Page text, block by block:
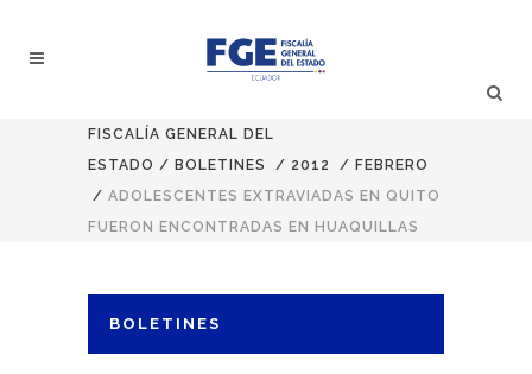
FISCALÍA GENERAL DEL
ESTADO / BOLETINES / 2012 / FEBRERO
/ ADOLESCENTES EXTRAVIADAS EN QUITO
FUERON ENCONTRADAS EN HUAQUILLAS
BOLETINES